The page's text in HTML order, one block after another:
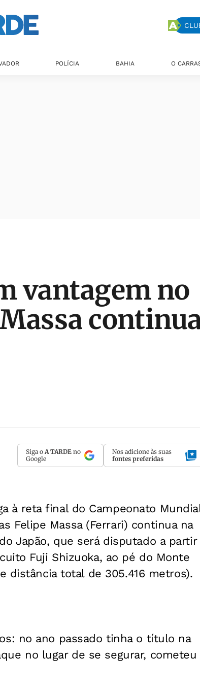
POLÍCIA BAHIA O
vantagem no
Massa
Siga o A TARDE no
Google
Nos adicione às suas
fontes preferidas
à reta final do Campeonato
Felipe Massa (Ferrari) continua na
Japão, que será disputado a partir
Fuji Shizuoka, ao pé do Monte
distância total de 305.416 metros).
no ano passado tinha o título na
no lugar de se segurar, cometeu